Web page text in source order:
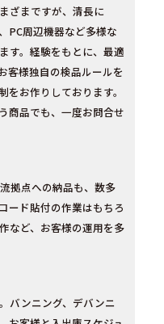
ざまですが、清長に
PC周辺機器など多様な
す。経験をもとに、最適
客様独自の検品ルールを
お作りしております。
商品でも、一度お問合せ
拠点への納品も、数多
ード貼付の作業はもちろ
など、お客様の運用を多
バンニング、デバンニ